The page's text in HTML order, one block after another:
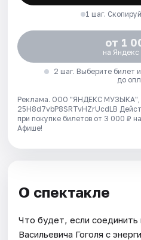
1 шаг.
от 1
на
2 шаг. Выберите билет
до
Реклама. ООО "ЯНДЕКС
25H8d7vbP8SRTvHZrUcdLB
при покупке билетов от 3 000 ₽
Афише!
О спектакле
Что будет, если соединить
Васильевича Гоголя с